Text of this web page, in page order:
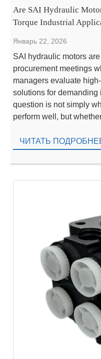
Are SAI Hydraulic
Torque Industrial
Январь 22, 2026
SAI hydraulic motors
procurement meetings
managers evaluate
solutions for
question is not simply
perform well, but
for specific
ЧИТАТЬ